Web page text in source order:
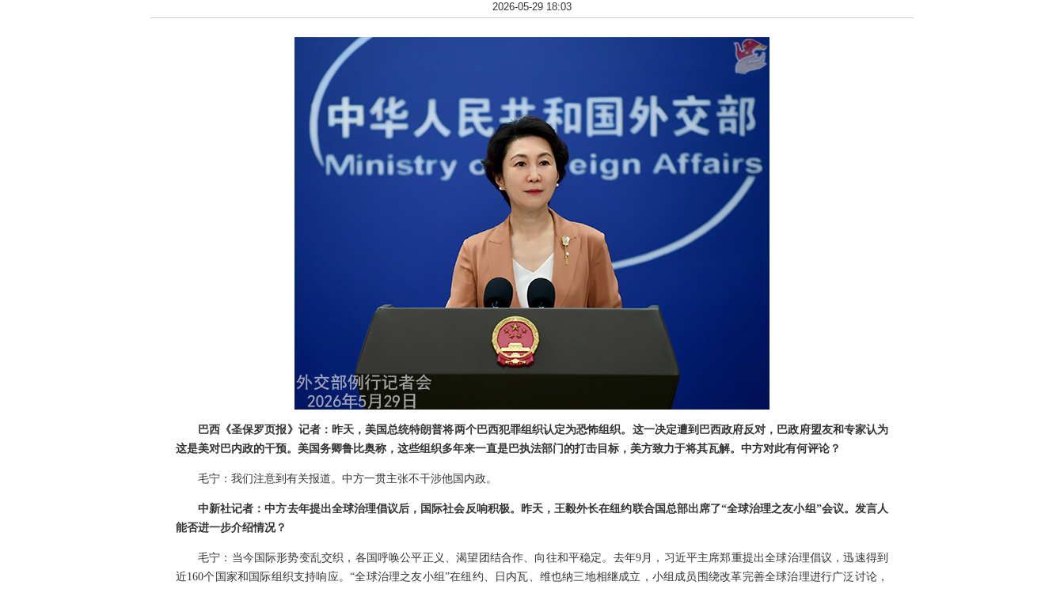
2026-05-29 18:03
巴西《圣保罗页报》记者：昨天，美国总统特朗普将两个巴西犯罪组织认定为恐怖组织。这一决定遭到巴西政府反对，巴政府盟友和专家认为
这是美对巴内政的干预。美国务卿鲁比奥称，这些组织多年来一直是巴执法部门的打击目标，美方致力于将其瓦解。中方对此有何评论？
毛宁：我们注意到有关报道。中方一贯主张不干涉他国内政。
中新社记者：中方去年提出全球治理倡议后，国际社会反响积极。昨天，王毅外长在纽约联合国总部出席了“全球治理之友小组”会议。发言人
能否进一步介绍情况？
毛宁：当今国际形势变乱交织，各国呼唤公平正义、渴望团结合作、向往和平稳定。去年9月，习近平主席郑重提出全球治理倡议，迅速得到
近160个国家和国际组织支持响应。“全球治理之友小组”在纽约、日内瓦、维也纳三地相继成立，小组成员围绕改革完善全球治理进行广泛讨论，